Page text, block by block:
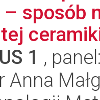
sposób
1 ,
Anna